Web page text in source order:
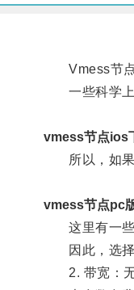
Vmess节点
一些科学上
vmess节点ios
所以，如果
vmess节点pc
这里有一些
因此，选择
2. 带宽：无